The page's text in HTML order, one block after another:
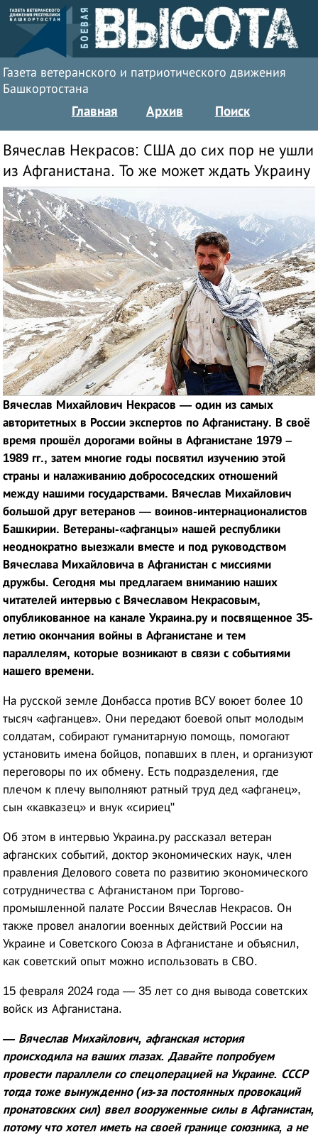
Газета ветеранского и патриотического движения
Башкортостана
Главная Архив Поиск
Вячеслав Некрасов: США до сих пор не ушли
из Афганистана. То же может ждать Украину
Вячеслав Михайлович Некрасов — один из самых
авторитетных в России экспертов по Афганистану. В своё
время прошёл дорогами войны в Афганистане 1979 –
1989 гг., затем многие годы посвятил изучению этой
страны и налаживанию добрососедских отношений
между нашими государствами. Вячеслав Михайлович
большой друг ветеранов — воинов-интернационалистов
Башкирии. Ветераны-«афганцы» нашей республики
неоднократно выезжали вместе и под руководством
Вячеслава Михайловича в Афганистан с миссиями
дружбы. Сегодня мы предлагаем вниманию наших
читателей интервью с Вячеславом Некрасовым,
опубликованное на канале Украина.ру и посвященное 35-
летию окончания войны в Афганистане и тем
параллелям, которые возникают в связи с событиями
нашего времени.
На русской земле Донбасса против ВСУ воюет более 10
тысяч «афганцев». Они передают боевой опыт молодым
солдатам, собирают гуманитарную помощь, помогают
установить имена бойцов, попавших в плен, и организуют
переговоры по их обмену. Есть подразделения, где
плечом к плечу выполняют ратный труд дед «афганец»,
сын «кавказец» и внук «сириец"
Об этом в интервью Украина.ру рассказал ветеран
афганских событий, доктор экономических наук, член
правления Делового совета по развитию экономического
сотрудничества с Афганистаном при Торгово-
промышленной палате России Вячеслав Некрасов. Он
также провел аналогии военных действий России на
Украине и Советского Союза в Афганистане и объяснил,
как советский опыт можно использовать в СВО.
15 февраля 2024 года — 35 лет со дня вывода советских
войск из Афганистана.
— Вячеслав Михайлович, афганская история
происходила на ваших глазах. Давайте попробуем
провести параллели со спецоперацией на Украине. СССР
тогда тоже вынужденно (из-за постоянных провокаций
пронатовских сил) ввел вооруженные силы в Афганистан,
потому что хотел иметь на своей границе союзника, а не